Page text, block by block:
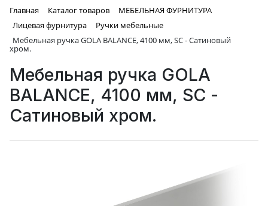
Главная Каталог товаров
МЕБЕЛЬНАЯ ФУРНИТУРА
Лицевая фурнитура
Ручки мебельные
Мебельная ручка GOLA BALANCE, 4100 мм, SC - Сатиновый
хром.
Мебельная ручка GOLA
BALANCE, 4100 мм, SC -
Сатиновый хром.